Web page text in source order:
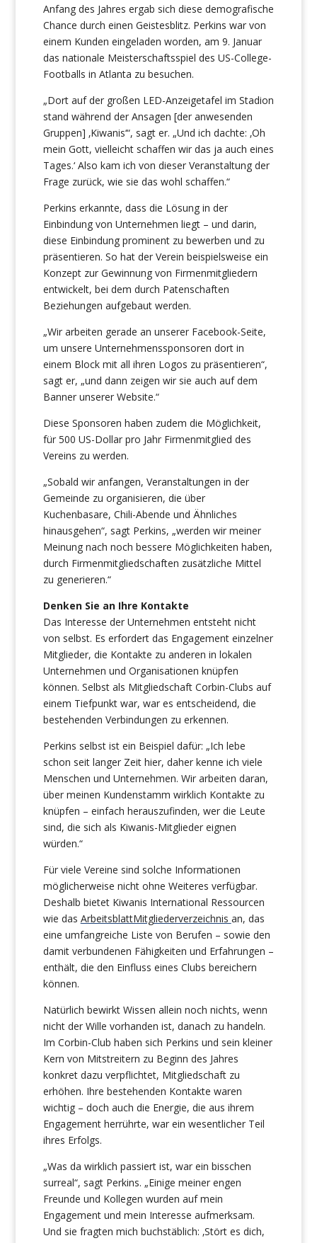
Anfang des Jahres ergab sich diese demografische
Chance durch einen Geistesblitz. Perkins war von
einem Kunden eingeladen worden, am 9. Januar
das nationale Meisterschaftsspiel des US-College-
Footballs in Atlanta zu besuchen.
„Dort auf der großen LED-Anzeigetafel im Stadion
stand während der Ansagen [der anwesenden
Gruppen] ‚Kiwanis‘“, sagt er. „Und ich dachte: ‚Oh
mein Gott, vielleicht schaffen wir das ja auch eines
Tages.‘ Also kam ich von dieser Veranstaltung der
Frage zurück, wie sie das wohl schaffen.“
Perkins erkannte, dass die Lösung in der
Einbindung von Unternehmen liegt – und darin,
diese Einbindung prominent zu bewerben und zu
präsentieren. So hat der Verein beispielsweise ein
Konzept zur Gewinnung von Firmenmitgliedern
entwickelt, bei dem durch Patenschaften
Beziehungen aufgebaut werden.
„Wir arbeiten gerade an unserer Facebook-Seite,
um unsere Unternehmenssponsoren dort in
einem Block mit all ihren Logos zu präsentieren“,
sagt er, „und dann zeigen wir sie auch auf dem
Banner unserer Website.“
Diese Sponsoren haben zudem die Möglichkeit,
für 500 US-Dollar pro Jahr Firmenmitglied des
Vereins zu werden.
„Sobald wir anfangen, Veranstaltungen in der
Gemeinde zu organisieren, die über
Kuchenbasare, Chili-Abende und Ähnliches
hinausgehen“, sagt Perkins, „werden wir meiner
Meinung nach noch bessere Möglichkeiten haben,
durch Firmenmitgliedschaften zusätzliche Mittel
zu generieren.“
Denken Sie an Ihre Kontakte
Das Interesse der Unternehmen entsteht nicht
von selbst. Es erfordert das Engagement einzelner
Mitglieder, die Kontakte zu anderen in lokalen
Unternehmen und Organisationen knüpfen
können. Selbst als Mitgliedschaft Corbin-Clubs auf
einem Tiefpunkt war, war es entscheidend, die
bestehenden Verbindungen zu erkennen.
Perkins selbst ist ein Beispiel dafür: „Ich lebe
schon seit langer Zeit hier, daher kenne ich viele
Menschen und Unternehmen. Wir arbeiten daran,
über meinen Kundenstamm wirklich Kontakte zu
knüpfen – einfach herauszufinden, wer die Leute
sind, die sich als Kiwanis-Mitglieder eignen
würden.“
Für viele Vereine sind solche Informationen
möglicherweise nicht ohne Weiteres verfügbar.
Deshalb bietet Kiwanis International Ressourcen
wie das ArbeitsblattMitgliederverzeichnis an, das
eine umfangreiche Liste von Berufen – sowie den
damit verbundenen Fähigkeiten und Erfahrungen –
enthält, die den Einfluss eines Clubs bereichern
können.
Natürlich bewirkt Wissen allein noch nichts, wenn
nicht der Wille vorhanden ist, danach zu handeln.
Im Corbin-Club haben sich Perkins und sein kleiner
Kern von Mitstreitern zu Beginn des Jahres
konkret dazu verpflichtet, Mitgliedschaft zu
erhöhen. Ihre bestehenden Kontakte waren
wichtig – doch auch die Energie, die aus ihrem
Engagement herrührte, war ein wesentlicher Teil
ihres Erfolgs.
„Was da wirklich passiert ist, war ein bisschen
surreal“, sagt Perkins. „Einige meiner engen
Freunde und Kollegen wurden auf mein
Engagement und mein Interesse aufmerksam.
Und sie fragten mich buchstäblich: ‚Stört es dich,